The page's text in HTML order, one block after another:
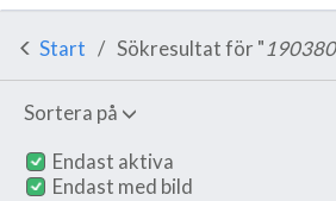
Start Sökresultat för "
Sortera på
Endast aktiva
Endast med bild